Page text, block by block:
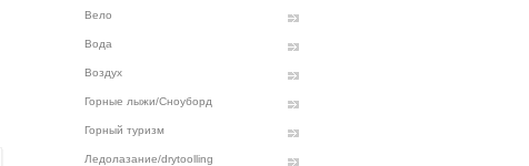
Вело
Вода
Воздух
Горные лыжи/Сноуборд
Горный туризм
Ледолазание/drytoolling